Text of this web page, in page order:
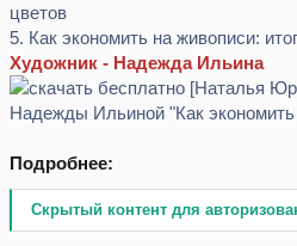
цветов
5. Как экономить на живописи:
Художник - Надежда Ильина
Подробнее:
Скрытый контент для